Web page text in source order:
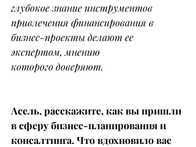
глубокое знание инструментов
привлечения финансирования в
бизнес-проекты делают ее
экспертом, мнению
которого доверяют.
Асель, расскажите, как вы пришли
в сферу бизнес-планирования и
консалтинга. Что вдохновило вас